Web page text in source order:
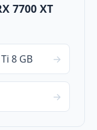
7700 XT
8 GB →
→